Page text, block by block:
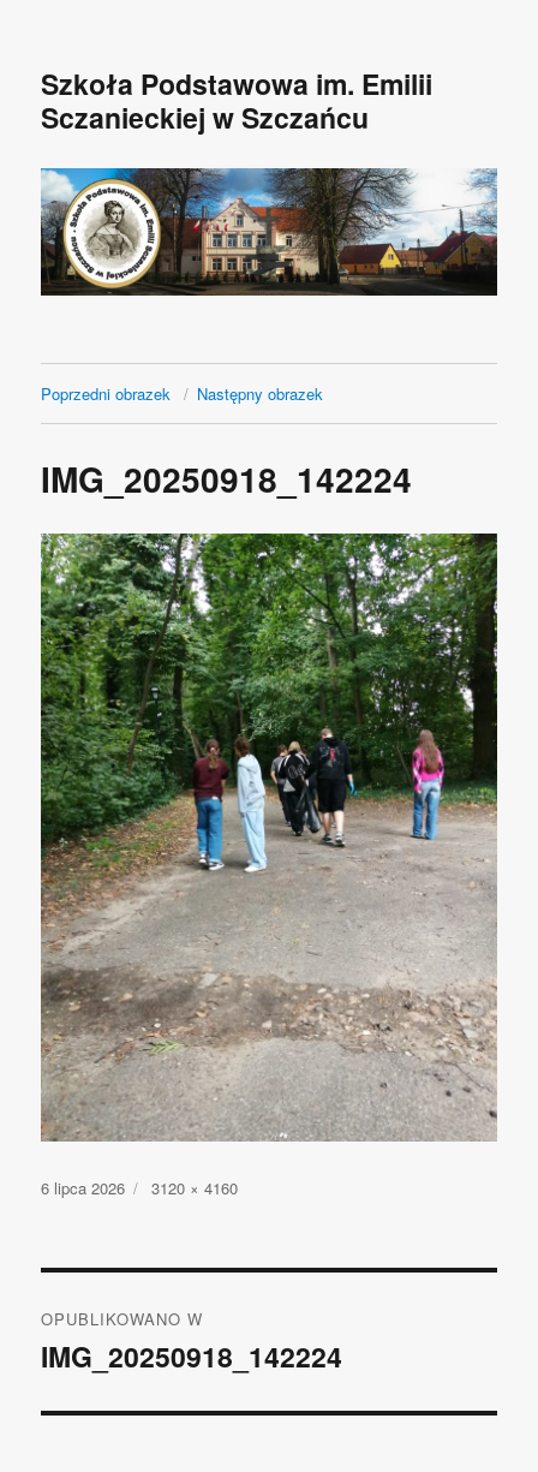
Szkoła Podstawowa im. Emilii
Sczanieckiej w Szczańcu
Poprzedni obrazek Następny obrazek
IMG_20250918_142224
Opublikowano
6 lipca 2026
Pełny
3120 × 4160
wpisu
OPUBLIKOWANO W
IMG_20250918_142224